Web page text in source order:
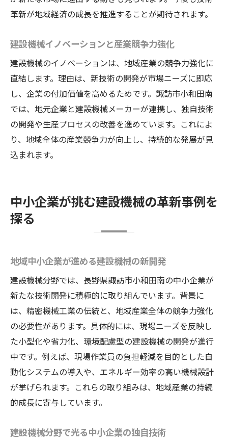
革新が地域経済の成長を推進することが期待されます。
建設機械イノベーションと産業競争力強化
建設機械のイノベーションは、地域産業の競争力強化に
直結します。理由は、新技術の開発が市場ニーズに即応
し、企業の付加価値を高めるためです。諏訪市小和田南
では、地元企業と建設機械メーカーが連携し、独自技術
の開発や生産プロセスの改善を進めています。これによ
り、地域全体の産業競争力が向上し、持続的な発展が見
込まれます。
中小企業が挑む建設機械の革新事例を
探る
地域中小企業が進める建設機械の新開発
建設機械分野では、長野県諏訪市小和田南の中小企業が
新たな技術開発に積極的に取り組んでいます。背景に
は、精密機械工業の伝統と、地域産業全体の競争力強化
の必要性があります。具体的には、現場ニーズを反映し
た小型化や省力化、環境配慮型の建設機械の開発が進行
中です。例えば、現場作業員の負担軽減を目的とした自
動化システムの導入や、エネルギー効率の高い機械設計
が挙げられます。これらの取り組みは、地域産業の持続
的成長に寄与しています。
建設機械分野で光る中小企業の独自技術